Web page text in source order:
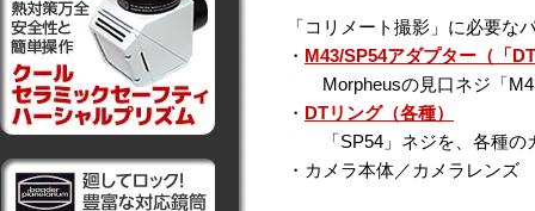
「コリメート撮影」に必要な
・ M43/SP54アダプター（「
Morpheusの見口ネジ「
・ DTリング（各種）
「SP54」ネジを、各種の
・カメラ本体／カメラレンズ